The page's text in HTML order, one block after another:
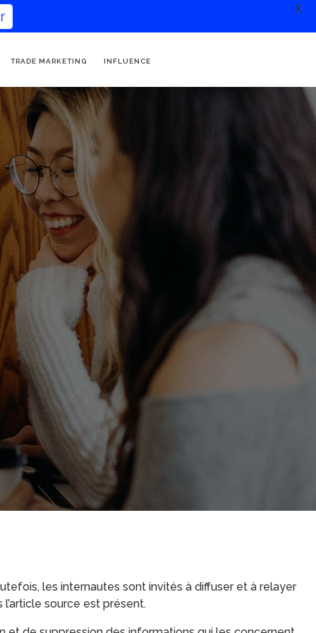
TRADE MARKETING INFLUENCE
les internautes sont invités à diffuser et à relayer
source est présent.
X